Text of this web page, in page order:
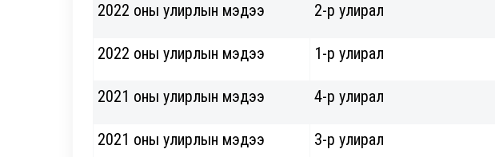
2022 оны улирлын мэдээ 2-р улирал
2022 оны улирлын мэдээ 1-р улирал
2021 оны улирлын мэдээ 4-р улирал
2021 оны улирлын мэдээ 3-р улирал